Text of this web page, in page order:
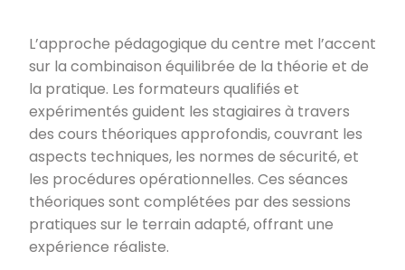
L’approche pédagogique du centre met l’accent
sur la combinaison équilibrée de la théorie et de
la pratique. Les formateurs qualifiés et
expérimentés guident les stagiaires à travers
des cours théoriques approfondis, couvrant les
aspects techniques, les normes de sécurité, et
les procédures opérationnelles. Ces séances
théoriques sont complétées par des sessions
pratiques sur le terrain adapté, offrant une
expérience réaliste.